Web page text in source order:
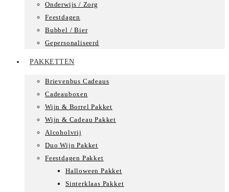
Onderwijs / Zorg
Feestdagen
Bubbel / Bier
Gepersonaliseerd
PAKKETTEN
Brievenbus Cadeaus
Cadeauboxen
Wijn & Borrel Pakket
Wijn & Cadeau Pakket
Alcoholvrij
Duo Wijn Pakket
Feestdagen Pakket
Halloween Pakket
Sinterklaas Pakket